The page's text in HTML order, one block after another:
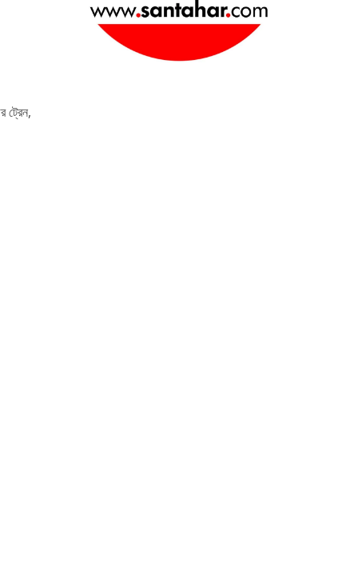
ট্রেন,